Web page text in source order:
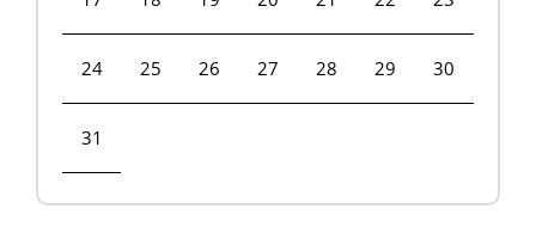
24 25 26 27 28 29 30
31